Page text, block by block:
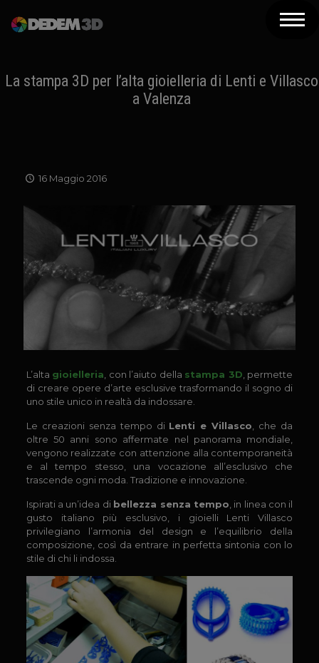
Prodotti
Contatti
Newsletter
La stampa 3D per l’alta gioielleria di Lenti e Villasco
a Valenza
16 Maggio 2016
L’alta gioielleria , con l’aiuto della stampa 3D , permette
di creare opere d’arte esclusive trasformando il sogno di
uno stile unico in realtà da indossare.
Le creazioni senza tempo di Lenti e Villasco , che da
oltre 50 anni sono affermate nel panorama mondiale,
vengono realizzate con attenzione alla contemporaneità
e al tempo stesso, una vocazione all’esclusivo che
trascende ogni moda. Tradizione e innovazione.
Ispirati a un’idea di bellezza senza tempo , in linea con il
gusto italiano più esclusivo, i gioielli Lenti Villasco
privilegiano l’armonia del design e l’equilibrio della
composizione, così da entrare in perfetta sintonia con lo
stile di chi li indossa.